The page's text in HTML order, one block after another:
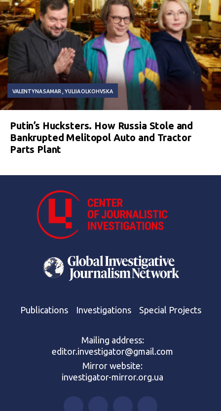
VALENTYNA SAMAR YULIIA OLKOHVSKA
Putin’s Hucksters. How Russia Stole and
Bankrupted Melitopol Auto and Tractor
Parts Plant
Publications Investigations Special Projects
Mailing address:
editor.investigator@gmail.com
Mirror website:
investigator-mirror.org.ua